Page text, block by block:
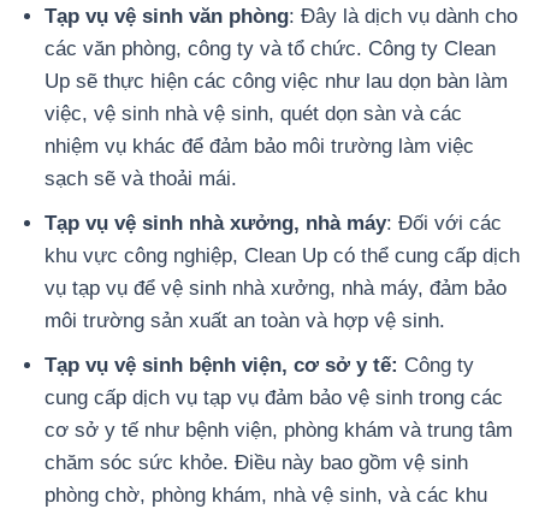
Tạp vụ vệ sinh văn phòng: Đây là dịch vụ dành cho
các văn phòng, công ty và tổ chức. Công ty Clean
Up sẽ thực hiện các công việc như lau dọn bàn làm
việc, vệ sinh nhà vệ sinh, quét dọn sàn và các
nhiệm vụ khác để đảm bảo môi trường làm việc
sạch sẽ và thoải mái.
Tạp vụ vệ sinh nhà xưởng, nhà máy: Đối với các
khu vực công nghiệp, Clean Up có thể cung cấp dịch
vụ tạp vụ để vệ sinh nhà xưởng, nhà máy, đảm bảo
môi trường sản xuất an toàn và hợp vệ sinh.
Tạp vụ vệ sinh bệnh viện, cơ sở y tế: Công ty
cung cấp dịch vụ tạp vụ đảm bảo vệ sinh trong các
cơ sở y tế như bệnh viện, phòng khám và trung tâm
chăm sóc sức khỏe. Điều này bao gồm vệ sinh
phòng chờ, phòng khám, nhà vệ sinh, và các khu